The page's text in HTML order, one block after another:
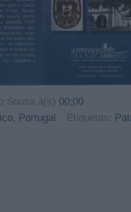
Sousa à(s) 00:00
Portugal Etiquetas: